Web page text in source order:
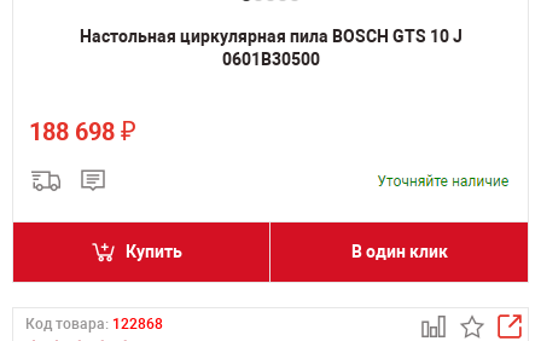
Настольная циркулярная пила BOSCH GTS 10 J
0601B30500
188 698 ₽
Купить В один клик
Код товара: 122868